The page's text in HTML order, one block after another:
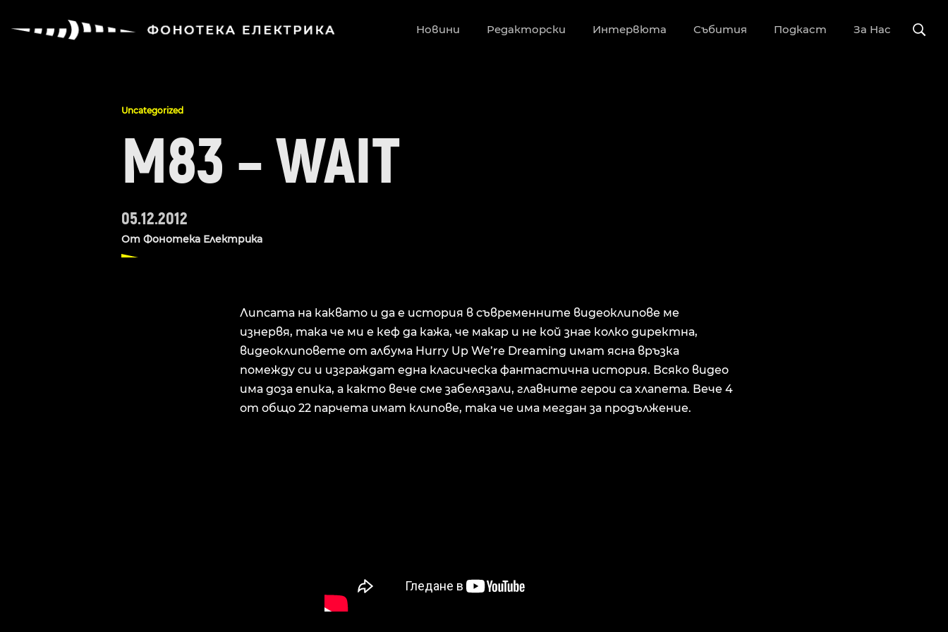
Новини Редакторски Интервюта Събития Подкаст За Нас
Uncategorized
M83 – WAIT
05.12.2012
От Фонотека Електрика
Липсата на каквато и да е история в съвременните видеоклипове ме
изнервя, така че ми е кеф да кажа, че макар и не кой знае колко директна,
видеоклиповете от албума Hurry Up We’re Dreaming имат ясна връзка
помежду си и изграждат една класическа фантастична история. Всяко видео
има доза епика, а както вече сме забелязали, главните герои са хлапета. Вече 4
от общо 22 парчета имат клипове, така че има мегдан за продължение.